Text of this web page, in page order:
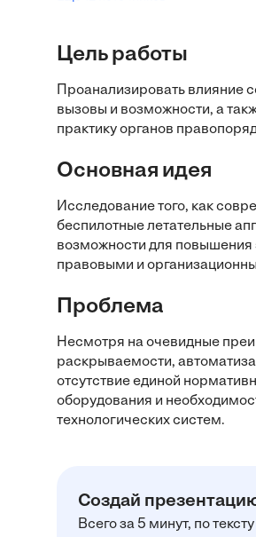
Цель работы
Проанализировать влияние
вызовы и возможности, а
практику органов
Основная идея
Исследование того, как
беспилотные летательные
возможности для повышения
правовыми и
Проблема
Несмотря на очевидные
раскрываемости,
отсутствие единой
оборудования и
технологических систем.
Создай
Всего за 5 минут, по